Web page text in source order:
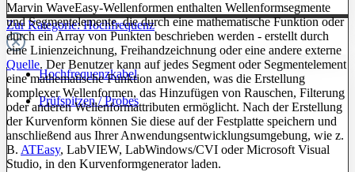
Zur Kategorie: Hochfrequenz
Hochfrequenzkabel
Prüfspitzen / Probes
Marvin WaveEasy-Wellenformen enthalten Wellenformsegmente
und Segmentelemente, die durch eine mathematische Funktion oder
durch ein Array von Punkten beschrieben werden - erstellt durch
eine Linienzeichnung, Freihandzeichnung oder eine andere externe
Quelle. Der Benutzer kann auf jedes Segment oder Segmentelement
eine mathematische Funktion anwenden, was die Erstellung
komplexer Wellenformen, das Hinzufügen von Rauschen, Filterung
oder anderen Wellenformattributen ermöglicht. Nach der Erstellung
der Kurvenform können Sie diese auf der Festplatte speichern und
anschließend aus Ihrer Anwendungsentwicklungsumgebung, wie z.
B. ATEasy, LabVIEW, LabWindows/CVI oder Microsoft Visual
Studio, in den Kurvenformgenerator laden.